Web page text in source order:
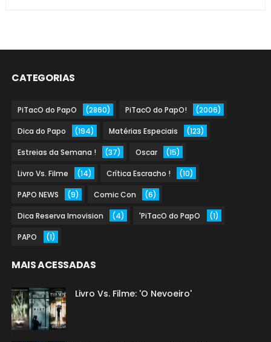
CATEGORIAS
PiTacO do PapO (2860) PiTacO do PapO! (2006)
Dica do Papo (194) Matérias Especiais (123)
Estreias da Semana ! (37) Oscar (15)
Livro Vs. Filme (14) Crítica Escracho ! (10)
PAPO NEWS (9) Comic Con (6)
Dica Reserva Imovision (4) 'PiTacO do PapO (1)
PAPO (1)
MAIS ACESSADAS
Livro Vs. Filme: 'O Nevoeiro'